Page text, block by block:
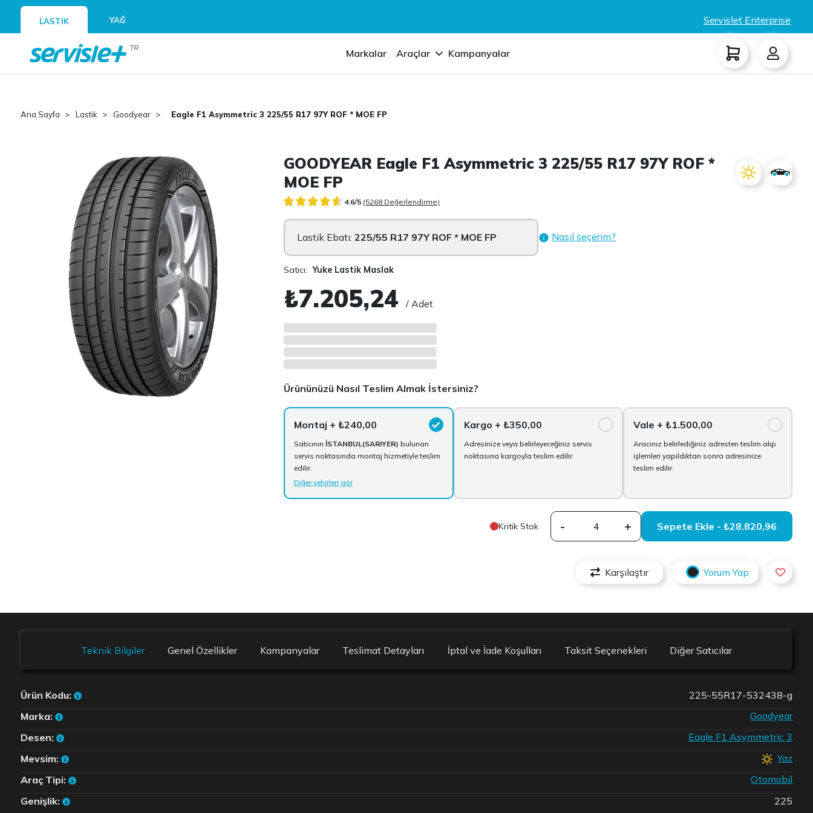
LASTİK YAĞ Servislet Enterprise
TR Markalar Araçlar Kampanyalar
Ana Sayfa Lastik Goodyear Eagle F1 Asymmetric 3 225/55 R17 97Y ROF * MOE FP
GOODYEAR Eagle F1 Asymmetric 3 225/55 R17 97Y ROF *
MOE FP
4.6/5 (5268 Değerlendirme)
Lastik Ebatı:225/55 R17 97Y ROF * MOE FP Nasıl seçerim?
Satıcı: Yuke Lastik Maslak
₺7.205,24/ Adet
Ürününüzü Nasıl Teslim Almak İstersiniz?
Montaj + ₺240,00
Satıcının İSTANBUL(SARIYER) bulunan
servis noktasında montaj hizmetiyle teslim
edilir.
Diğer şehirleri gör
Kargo + ₺350,00
Adresinize veya belirleyeceğiniz servis
noktasına kargoyla teslim edilir.
Vale + ₺1.500,00
Aracınız belirlediğiniz adresten teslim alıp
işlemleri yapıldıktan sonra adresinize
teslim edilir.
Kritik Stok - + Sepete Ekle - ₺28.820,96
Karşılaştır Yorum Yap
Teknik Bilgiler Genel Özellikler Kampanyalar Teslimat Detayları İptal ve İade Koşulları Taksit Seçenekleri Diğer Satıcılar
Ürün Kodu:
225-55R17-532438-g
Marka:
Goodyear
Desen:
Eagle F1 Asymmetric 3
Mevsim:
Yaz
Araç Tipi:
Otomobil
Genişlik:
225